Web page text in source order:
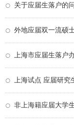
外地应届双一流硕